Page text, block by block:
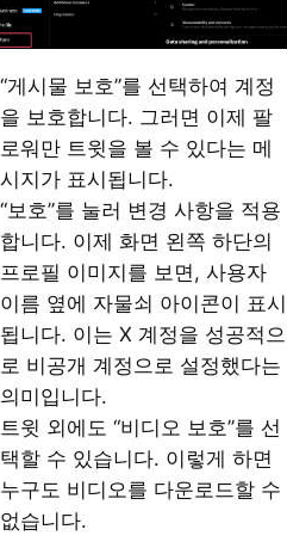
“게시물 보호”를 선택하여 계정
을 보호합니다. 그러면 이제 팔
로워만 트윗을 볼 수 있다는 메
시지가 표시됩니다.
“보호”를 눌러 변경 사항을 적용
합니다. 이제 화면 왼쪽 하단의
프로필 이미지를 보면, 사용자
이름 옆에 자물쇠 아이콘이 표시
됩니다. 이는 X 계정을 성공적으
로 비공개 계정으로 설정했다는
의미입니다.
트윗 외에도 “비디오 보호”를 선
택할 수 있습니다. 이렇게 하면
누구도 비디오를 다운로드할 수
없습니다.